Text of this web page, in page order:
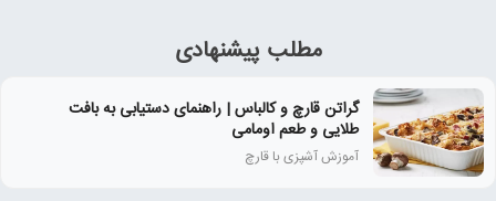
مطلب پیشنهادی
گراتن قارچ و کالباس | راهنمای دستیابی به بافت
طلایی و طعم اومامی
آموزش آشپزی با قارچ